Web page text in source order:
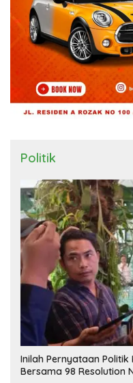
Politik
Inilah Pernyataan
Bersama 98 Resolution